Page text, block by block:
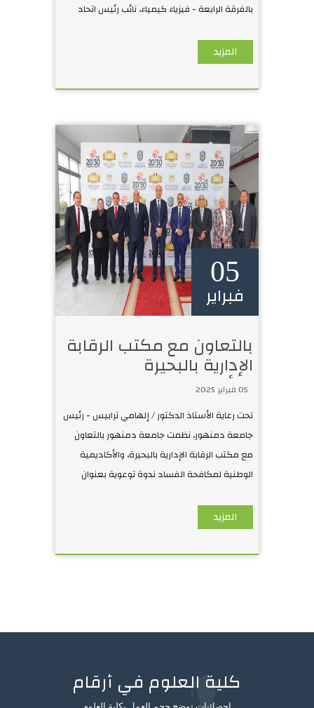
بالفرقة الرابعة - فيزياء كيمياء، نائب رئيس اتحاد
المزيد
05
فبراير
بالتعاون مع مكتب الرقابة
الإدارية بالبحيرة
والأكاديمية الوطنية
لمكافحة الفساد .. رئيس
جامعة دمنهو
05 فبراير 2025
تحت رعاية الأستاذ الدكتور / إلهامي ترابيس - رئيس
جامعة دمنهور، نظمت جامعة دمنهور بالتعاون
مع مكتب الرقابة الإدارية بالبحيرة، والأكاديمية
الوطنية لمكافحة الفساد ندوة توعوية بعنوان
المزيد
كلية العلوم في أرقام